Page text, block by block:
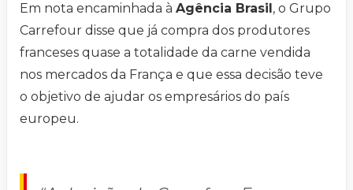
Em nota encaminhada à Agência Brasil , o Grupo
Carrefour disse que já compra dos produtores
franceses quase a totalidade da carne vendida
nos mercados da França e que essa decisão teve
o objetivo de ajudar os empresários do país
europeu.